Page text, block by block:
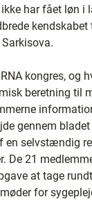
har fået løn i
kendskabet
kongres, og
beretning til
gennem
en selvstændig
De 21
at tage
for